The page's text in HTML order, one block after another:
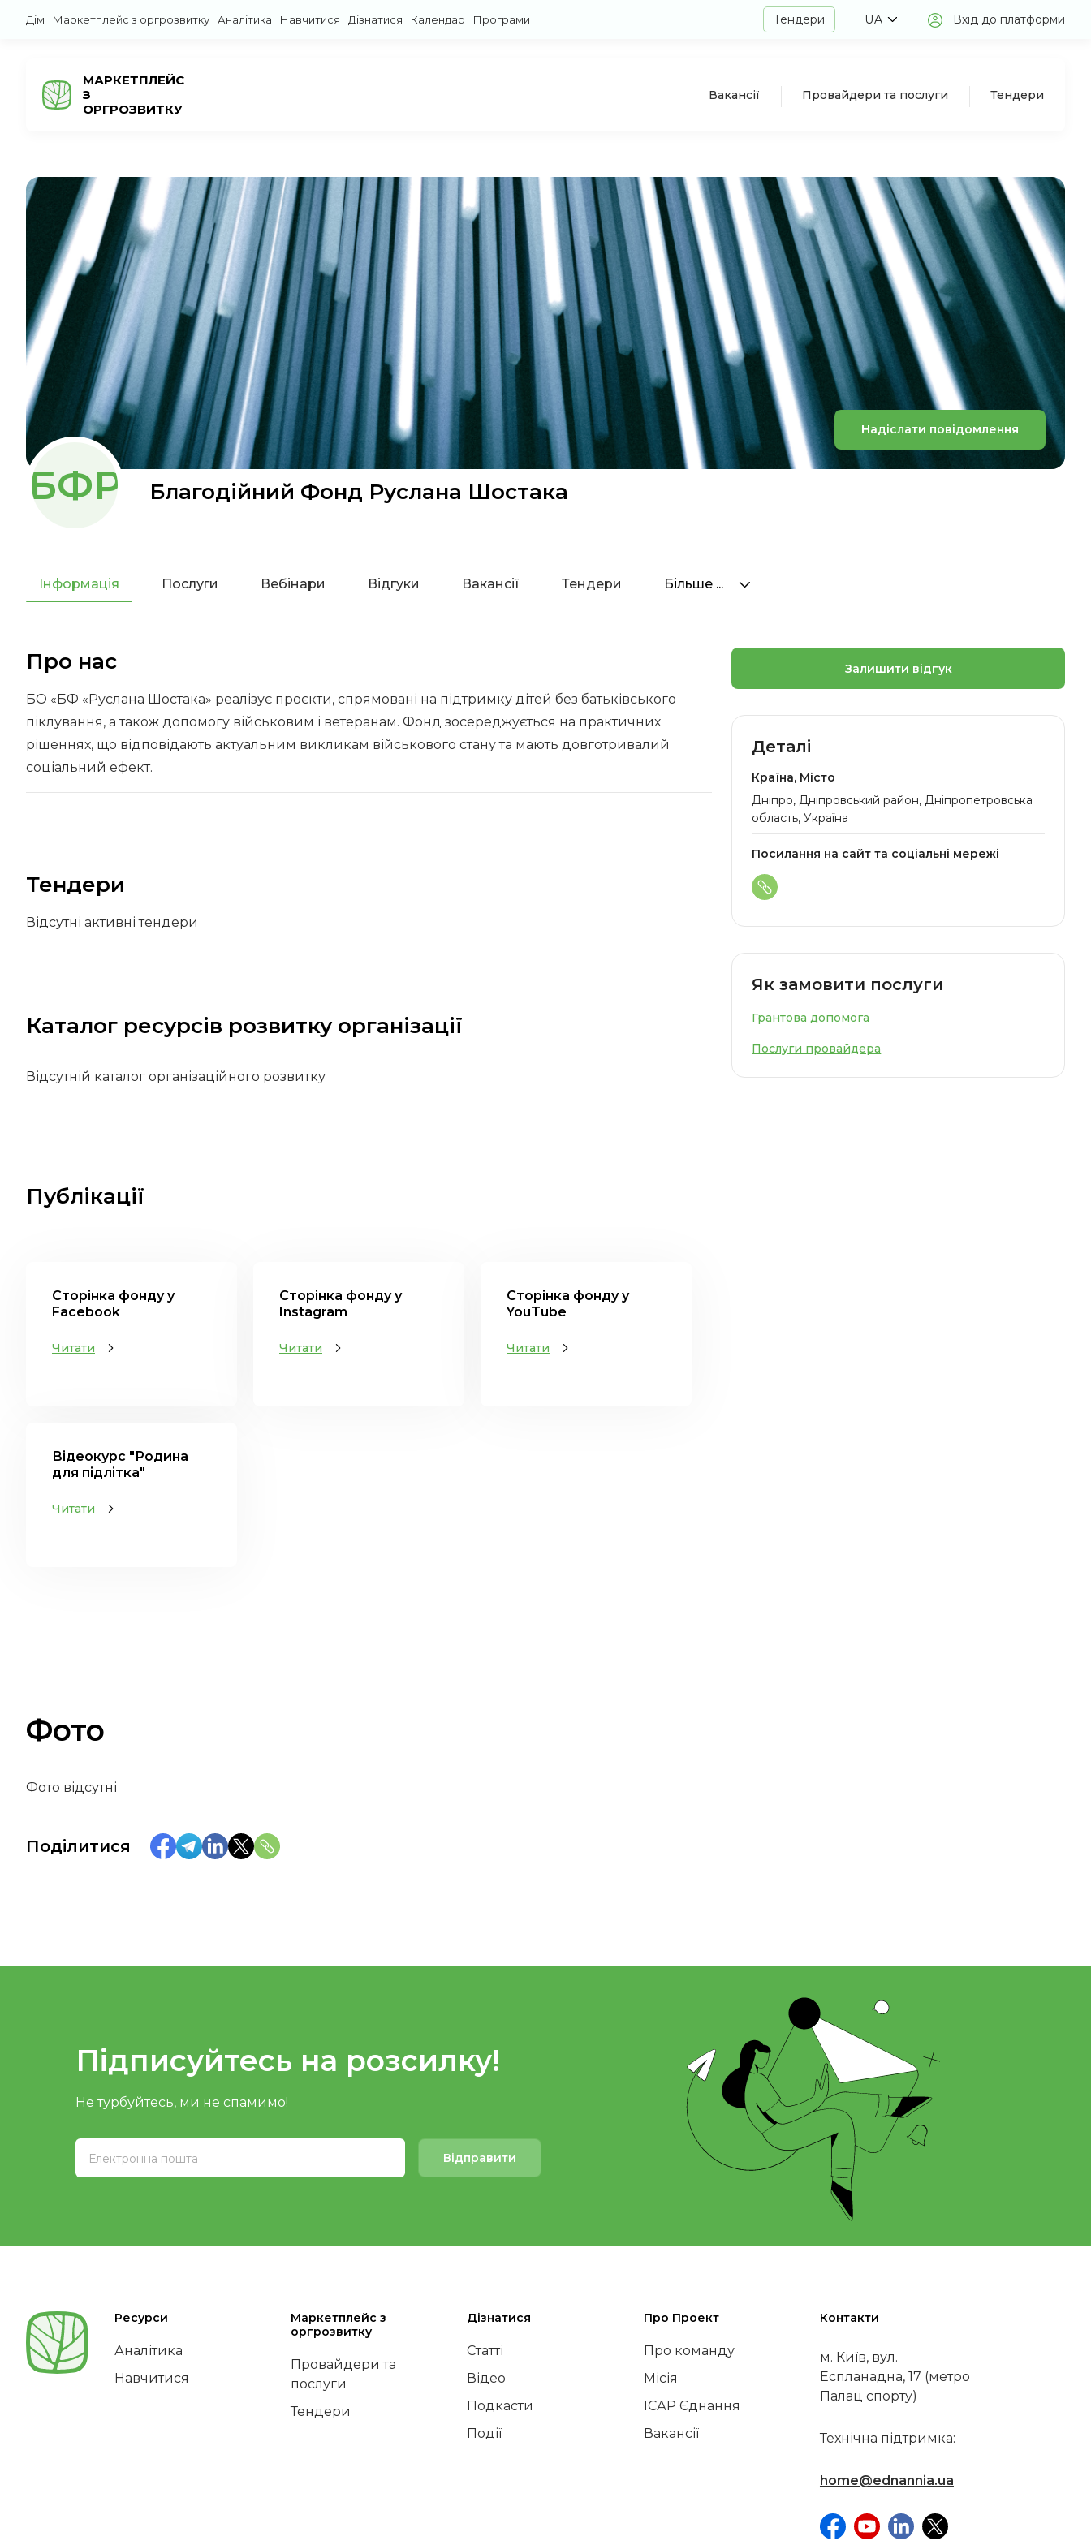
Дім Маркетплейс з оргрозвитку Аналітика Навчитися Дізнатися Календар Програми Тендери UA Вхід до платформи
МАРКЕТПЛЕЙС
З
ОРГРОЗВИТКУ
Вакансії Провайдери та послуги Тендери
Надіслати повідомлення
БФР Благодійний Фонд Руслана Шостака
Інформація Послуги Вебінари Відгуки Вакансії Тендери Більше ...
Про нас
БО «БФ «Руслана Шостака» реалізує проєкти, спрямовані на підтримку дітей без батьківського
піклування, а також допомогу військовим і ветеранам. Фонд зосереджується на практичних
рішеннях, що відповідають актуальним викликам військового стану та мають довготривалий
соціальний ефект.
Тендери
Відсутні активні тендери
Каталог ресурсів розвитку організації
Відсутній каталог організаційного розвитку
Публікації
Сторінка фонду у
Facebook
Читати
Сторінка фонду у
Instagram
Читати
Сторінка фонду у
YouTube
Читати
Відеокурс "Родина
для підлітка"
Читати
Залишити відгук
Деталі
Країна, Місто
Дніпро, Дніпровський район, Дніпропетровська
область, Україна
Посилання на сайт та соціальні мережі
Як замовити послуги
Грантова допомога
Послуги провайдера
Фото
Фото відсутні
Поділитися
Підписуйтесь на розсилку!
Не турбуйтесь, ми не спамимо!
Відправити
Ресурси
Аналітика
Навчитися
Маркетплейс з
оргрозвитку
Провайдери та
послуги
Тендери
Дізнатися
Статті
Відео
Подкасти
Події
Про Проект
Про команду
Місія
ІСАР Єднання
Вакансії
Контакти
м. Київ, вул.
Еспланадна, 17 (метро
Палац спорту)
Технічна підтримка:
home@ednannia.ua